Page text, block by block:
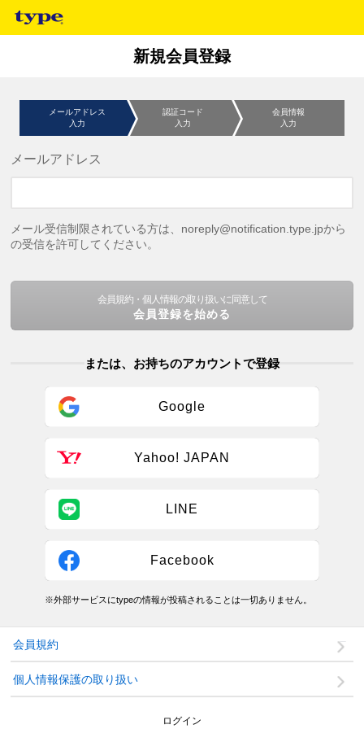
新規会員登録
メールアドレス
入力
認証コード
入力
会員情報
入力
メールアドレス
メール受信制限されている方は、noreply@notification.type.jpから
の受信を許可してください。
会員規約・個人情報の取り扱いに同意して
会員登録を始める
または、お持ちのアカウントで登録
Google
Yahoo! JAPAN
LINE
Facebook
※外部サービスにtypeの情報が投稿されることは一切ありません。
会員規約
個人情報保護の取り扱い
ログイン